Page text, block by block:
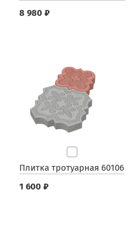
8 980 ₽
Плитка тротуарная 60106
1 600 ₽